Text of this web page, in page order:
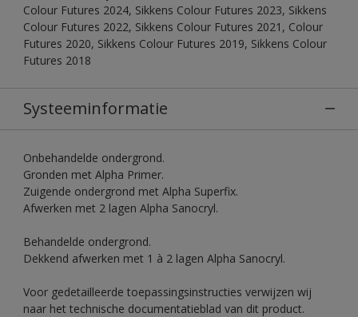
Colour Futures 2024, Sikkens Colour Futures 2023, Sikkens
Colour Futures 2022, Sikkens Colour Futures 2021, Colour
Futures 2020, Sikkens Colour Futures 2019, Sikkens Colour
Futures 2018
Systeeminformatie
Onbehandelde ondergrond.
Gronden met Alpha Primer.
Zuigende ondergrond met Alpha Superfix.
Afwerken met 2 lagen Alpha Sanocryl.
Behandelde ondergrond.
Dekkend afwerken met 1 à 2 lagen Alpha Sanocryl.
Voor gedetailleerde toepassingsinstructies verwijzen wij
naar het technische documentatieblad van dit product.